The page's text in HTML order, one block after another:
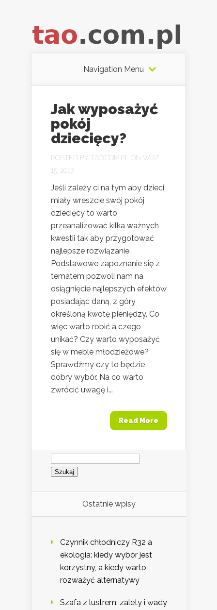
Navigation Menu
Jak wyposażyć
pokój
dziecięcy?
POSTED BY TAO.COM.PL
ON WRZ
15, 2017
Jeśli zależy ci na tym aby dzieci
miały wreszcie swój pokój
dziecięcy to warto
przeanalizować kilka ważnych
kwestii tak aby przygotować
najlepsze rozwiązanie.
Podstawowe zapoznanie się z
tematem pozwoli nam na
osiągnięcie najlepszych efektów
posiadając daną, z góry
określoną kwotę pieniędzy. Co
więc warto robić a czego
unikać? Czy warto wyposażyć
się w meble młodzieżowe?
Sprawdźmy czy to będzie
dobry wybór. Na co warto
zwrócić uwagę i...
Read More
Szukaj:
Ostatnie wpisy
Czynnik chłodniczy R32 a
ekologia: kiedy wybór jest
korzystny, a kiedy warto
rozważyć alternatywy
Szafa z lustrem: zalety i wady